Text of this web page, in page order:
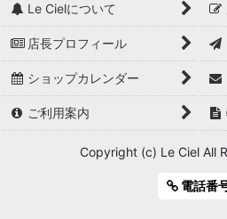
Le Cielについて
店長プロフィール
ショップカレンダー
ご利用案内
Copyright (c) Le Ciel All
電話番